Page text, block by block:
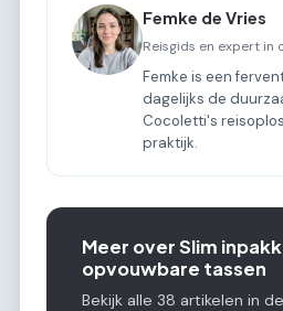
Femke de Vries
Reisgids en expert in
Femke is een
dagelijks de
Cocoletti's
praktijk.
Meer over Slim
opvouwbare tassen
Bekijk alle 38 artikelen in